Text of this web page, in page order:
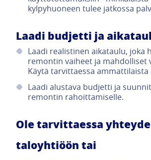
kylpyhuoneen tulee jatkossa
Laadi budjetti ja
Laadi realistinen aikataulu, joka
remontin vaiheet ja mahdolliset
Käytä tarvittaessa ammattilaista
Laadi alustava budjetti ja
remontin rahoittamiselle.
Ole tarvittaessa
taloyhtiöön tai